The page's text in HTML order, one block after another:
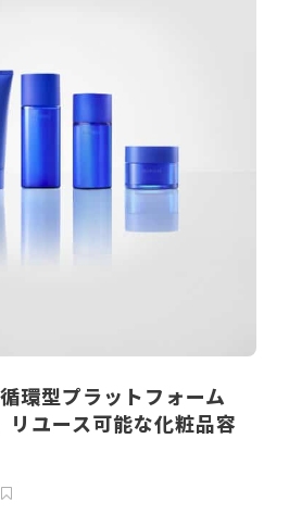
環型プラットフォーム
リユース可能な化粧品容